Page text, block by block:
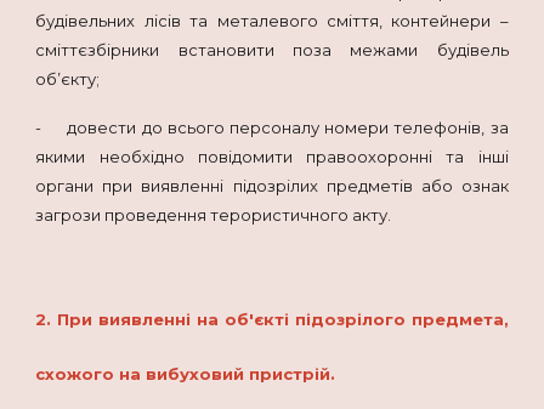
будівельних лісів та металевого сміття, контейнери –
сміттєзбірники встановити поза межами будівель
об’єкту;
- довести до всього персоналу номери телефонів, за
якими необхідно повідомити правоохоронні та інші
органи при виявленні підозрілих предметів або ознак
загрози проведення терористичного акту.
2. При виявленні на об'єкті підозрілого предмета,
схожого на вибуховий пристрій.